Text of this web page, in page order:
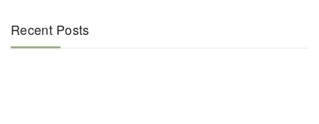
Recent Posts